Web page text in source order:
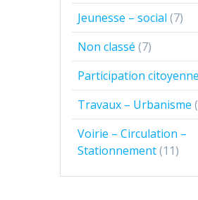
Jeunesse – social (7)
Non classé (7)
Participation citoyenne
Travaux – Urbanisme
Voirie – Circulation –
Stationnement(11)